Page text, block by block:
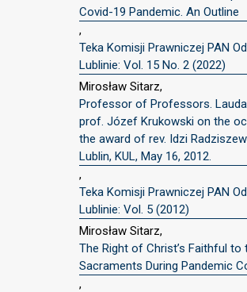
Covid-19 Pandemic. An Outline
,
Teka Komisji Prawniczej PAN
Lublinie: Vol. 15 No. 2 (2022)
Mirosław Sitarz,
Professor of Professors.
prof. Józef Krukowski on the
the award of rev. Idzi
Lublin, KUL, May 16, 2012.
,
Teka Komisji Prawniczej PAN
Lublinie: Vol. 5 (2012)
Mirosław Sitarz,
The Right of Christ’s Faithful to
Sacraments During Pandemic
,